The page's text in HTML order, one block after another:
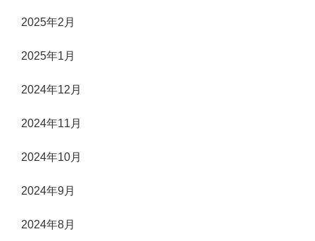
2025年2月
2025年1月
2024年12月
2024年11月
2024年10月
2024年9月
2024年8月